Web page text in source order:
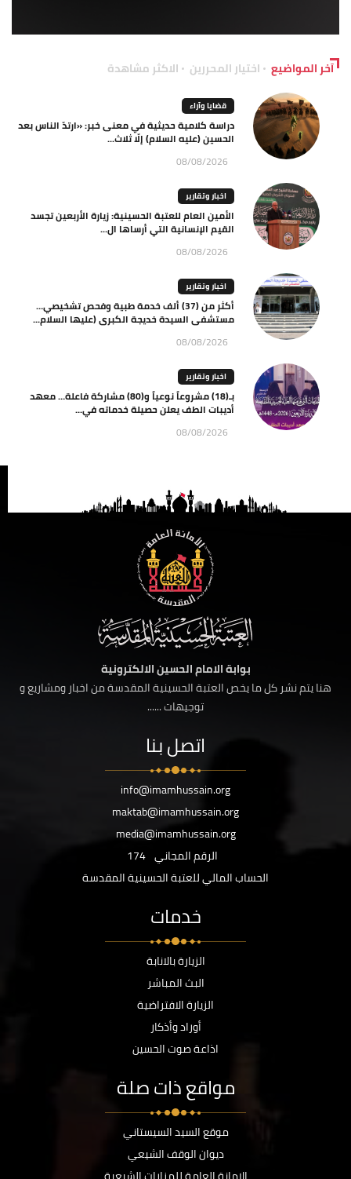
آخر المواضيع اختيار المحررين الاكثر مشاهدة
قضايا وآراء
دراسة كلامية حديثية في معنى خبر: «ارتدّ الناس بعد
الحسين (عليه السلام) إلّا ثلاث...
08/08/2026
اخبار وتقارير
الأمين العام للعتبة الحسينية: زيارة الأربعين تجسد
القيم الإنسانية التي أرساها ال...
08/08/2026
اخبار وتقارير
أكثر من (37) ألف خدمة طبية وفحص تشخيصي…
مستشفى السيدة خديجة الكبرى (عليها السلام...
08/08/2026
اخبار وتقارير
بـ(18) مشروعاً نوعياً و(80) مشاركة فاعلة… معهد
أديبات الطف يعلن حصيلة خدماته في...
08/08/2026
بوابة الامام الحسين الالكترونية
هنا يتم نشر كل ما يخص العتبة الحسينية المقدسة من اخبار ومشاريع و
توجيهات ......
اتصل بنا
info@imamhussain.org
maktab@imamhussain.org
media@imamhussain.org
الرقم المجاني 174
الحساب المالي للعتبة الحسينية المقدسة
خدمات
الزيارة بالانابة
البث المباشر
الزيارة الافتراضية
أوراد وأذكار
اذاعة صوت الحسين
مواقع ذات صلة
موقع السيد السيستاني
ديوان الوقف الشيعي